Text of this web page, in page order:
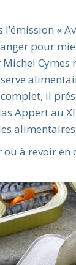
«
pour
Michel Cymes
il
Appert au
ou à revoir